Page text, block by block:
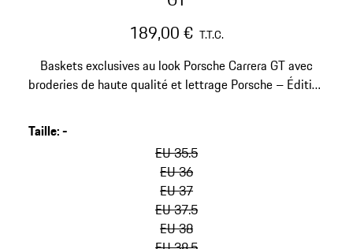
189,00 € T.T.C.
Baskets exclusives au look Porsche Carrera GT avec
broderies de haute qualité et lettrage Porsche – Édition
Taille:-
EU 35.5
EU 36
EU 37
EU 37.5
EU 38